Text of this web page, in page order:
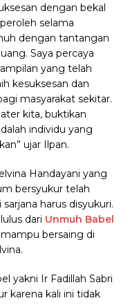
dengan bekal
selama
dengan tantangan
Saya percaya
yang telah
kesuksesan dan
masyarakat sekitar.
kita, buktikan
individu yang
ujar Ilpan.
Handayani yang
bersyukur telah
harus disyukuri.
dari Unmuh Babel
bersaing di
yakni Ir Fadillah Sabri
karena kali ini tidak